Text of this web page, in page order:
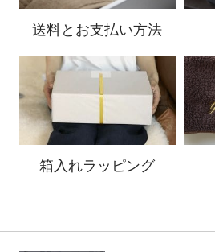
送料と お支払い方法
箱入れラッピング